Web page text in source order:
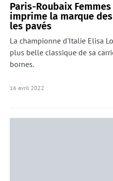
Paris-Roubaix
imprime la marque
les pavés
La championne d'Italie Elisa
plus belle classique de sa
bornes.
16 avril 2022